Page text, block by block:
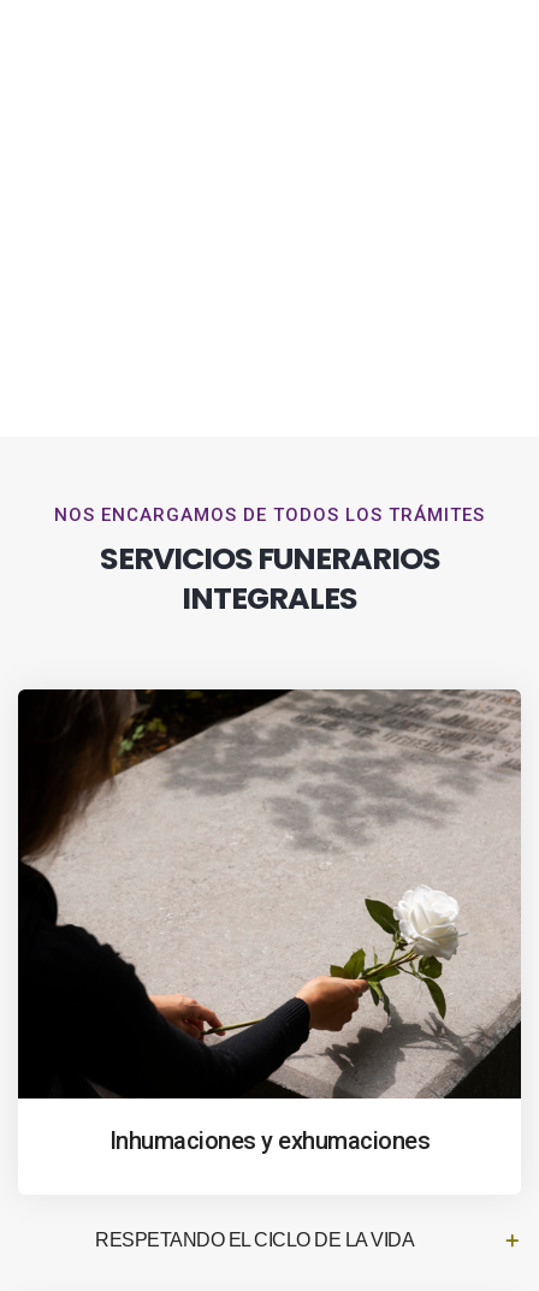
NOS ENCARGAMOS DE TODOS LOS TRÁMITES
SERVICIOS FUNERARIOS
INTEGRALES
Inhumaciones y exhumaciones
RESPETANDO EL CICLO DE LA VIDA